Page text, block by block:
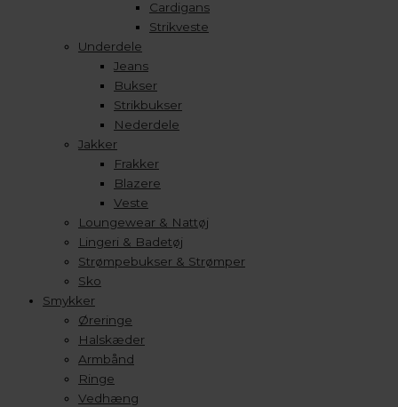
Cardigans
Strikveste
Underdele
Jeans
Bukser
Strikbukser
Nederdele
Jakker
Frakker
Blazere
Veste
Loungewear & Nattøj
Lingeri & Badetøj
Strømpebukser & Strømper
Sko
Smykker
Øreringe
Halskæder
Armbånd
Ringe
Vedhæng